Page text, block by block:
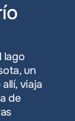
lago
un
viaja
de